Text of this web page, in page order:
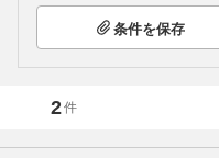
条件を保存
2件